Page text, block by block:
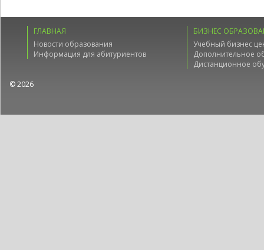
ГЛАВНАЯ
Новости образования
Информация для абитуриентов
БИЗНЕС
Учебный бизнес
Дополнительное
Дистанционное
© 2026